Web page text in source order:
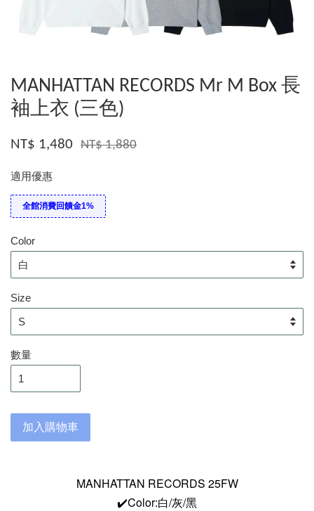
MANHATTAN RECORDS Mr M Box 長
袖上衣 (三色)
NT$ 1,480 NT$ 1,880
適用優惠
全館消費回饋金1%
Color
Size
數量
加入購物車
MANHATTAN RECORDS 25FW
✔️Color:白/灰/黑